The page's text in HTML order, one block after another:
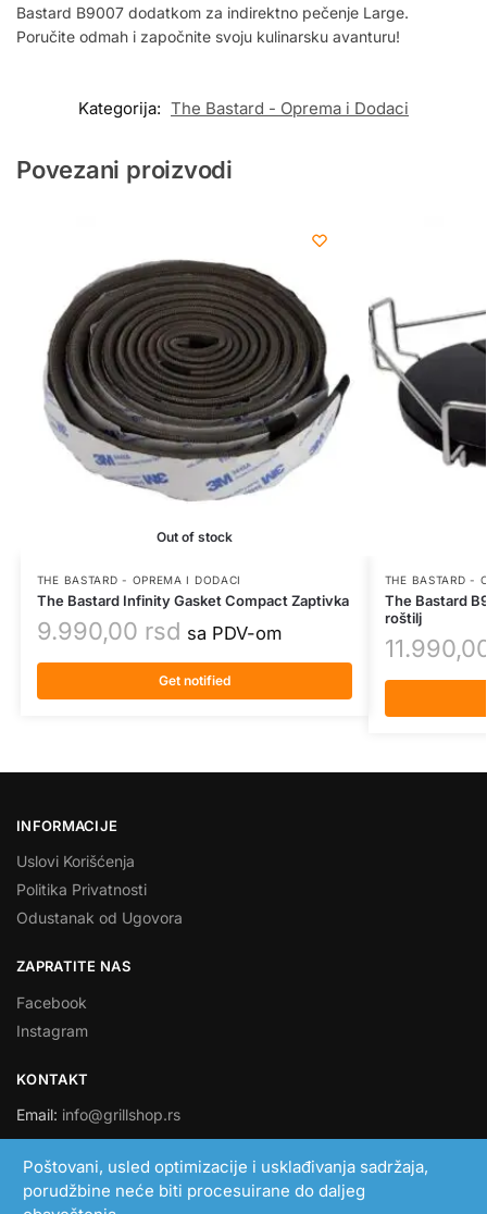
Poštovani, usled optimizacije i usklađivanja sadržaja,
porudžbine neće biti procesuirane do daljeg
Bastard B9007 dodatkom za indirektno pečenje Large.
Poručite odmah i započnite svoju kulinarsku avanturu!
Kategorija: The Bastard - Oprema i Dodaci
Povezani proizvodi
Out of stock
THE BASTARD - OPREMA I DODACI
The Bastard Infinity Gasket Compact Zaptivka
9.990,00 rsd sa PDV-om
Get notified
THE BASTARD -
The Bastard
roštilj
INFORMACIJE
Uslovi Korišćenja
Politika Privatnosti
Odustanak od Ugovora
ZAPRATITE NAS
Facebook
Instagram
KONTAKT
Email: info@grillshop.rs
SMART LINK DOO
PIB: 108705193